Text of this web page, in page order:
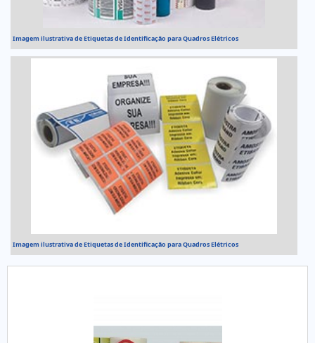
Imagem ilustrativa de Etiquetas de Identificação para Quadros Elétricos
Imagem ilustrativa de Etiquetas de Identificação para Quadros Elétricos